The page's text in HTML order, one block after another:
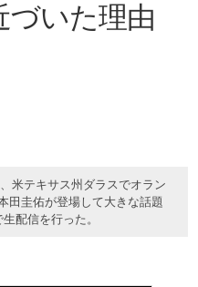
いた理由
米テキサス州ダラスでオラン
田圭佑が登場して大きな話題
配信を行った。